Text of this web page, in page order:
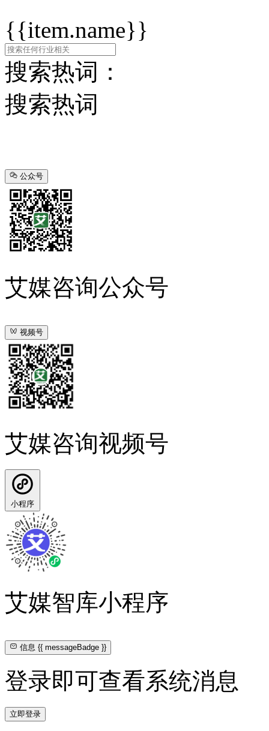
{{item.name}}
搜索热词：
搜索热词
公众号
艾媒咨询公众号
视频号
艾媒咨询视频号
小程序
艾媒智库小程序
信息{{ messageBadge }}
登录即可查看系统消息
立即登录